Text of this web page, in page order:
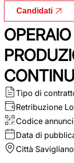
Candidati
Tipo di
Retribuzione
Codice
Data di
Città Savigliano